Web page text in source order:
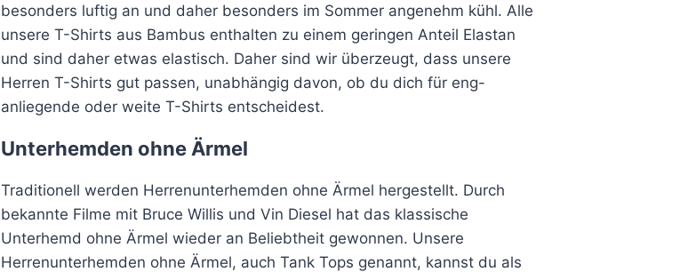
besonders luftig an und daher besonders im Sommer angenehm kühl. Alle
unsere T-Shirts aus Bambus enthalten zu einem geringen Anteil Elastan
und sind daher etwas elastisch. Daher sind wir überzeugt, dass unsere
Herren T-Shirts gut passen, unabhängig davon, ob du dich für eng-
anliegende oder weite T-Shirts entscheidest.
Unterhemden ohne Ärmel
Traditionell werden Herrenunterhemden ohne Ärmel hergestellt. Durch
bekannte Filme mit Bruce Willis und Vin Diesel hat das klassische
Unterhemd ohne Ärmel wieder an Beliebtheit gewonnen. Unsere
Herrenunterhemden ohne Ärmel, auch Tank Tops genannt, kannst du als